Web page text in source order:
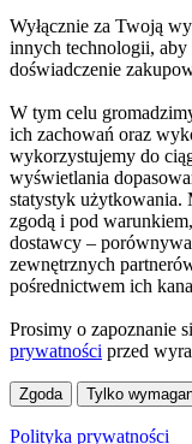
Wyłącznie za Twoją
innych technologii, aby
doświadczenie
W tym celu
ich zachowań oraz
wykorzystujemy do
wyświetlania
statystyk użytkowania.
zgodą i pod
dostawcy –
zewnętrznych
pośrednictwem ich
Prosimy o zapoznanie
prywatności przed
Zgoda Tylko
Polityka prywatności